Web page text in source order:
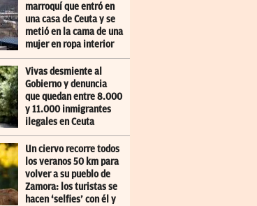
marroquí que entró en
una casa de Ceuta y se
metió en la cama de una
mujer en ropa interior
Vivas desmiente al
Gobierno y denuncia
que quedan entre 8.000
y 11.000 inmigrantes
ilegales en Ceuta
Un ciervo recorre todos
los veranos 50 km para
volver a su pueblo de
Zamora: los turistas se
hacen ‘selfies’ con él y